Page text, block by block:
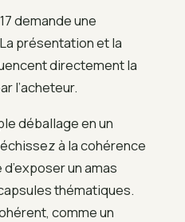
demande une
présentation et la
directement la
l’acheteur.
déballage en un
à la cohérence
un amas
thématiques.
comme un